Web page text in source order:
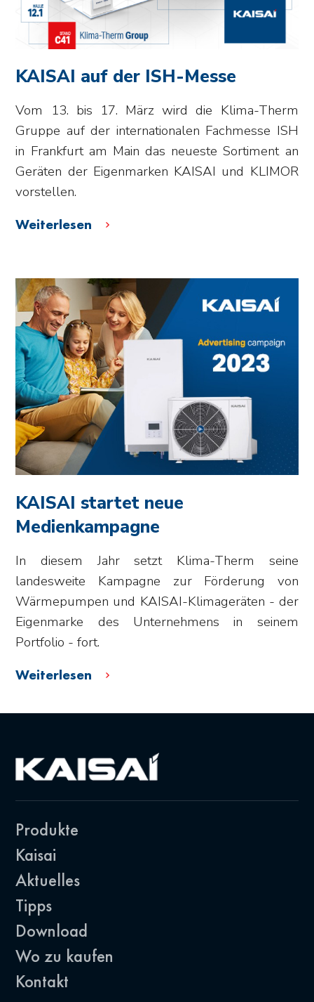
KAISAI auf der ISH-Messe
Vom 13. bis 17. März wird die Klima-Therm
Gruppe auf der internationalen Fachmesse ISH
in Frankfurt am Main das neueste Sortiment an
Geräten der Eigenmarken KAISAI und KLIMOR
vorstellen.
Weiterlesen
KAISAI startet neue
Medienkampagne
In diesem Jahr setzt Klima-Therm seine
landesweite Kampagne zur Förderung von
Wärmepumpen und KAISAI-Klimageräten - der
Eigenmarke des Unternehmens in seinem
Portfolio - fort.
Weiterlesen
Produkte
Kaisai
Aktuelles
Tipps
Download
Wo zu kaufen
Kontakt